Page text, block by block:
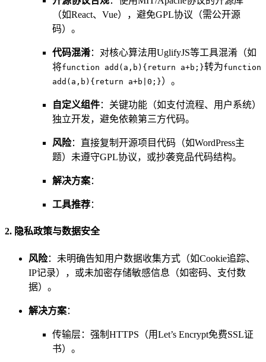
（如React、Vue），避免GPL协议（需公开源
码）。
代码混淆：对核心算法用UglifyJS等工具混淆（如
将function add(a,b){return a+b;}转为function
add(a,b){return a+b|0;}）。
自定义组件：关键功能（如支付流程、用户系统）
独立开发，避免依赖第三方代码。
风险：直接复制开源项目代码（如WordPress主
题）未遵守GPL协议，或抄袭竞品代码结构。
解决方案：
工具推荐：
2. 隐私政策与数据安全
风险：未明确告知用户数据收集方式（如Cookie追踪、
IP记录），或未加密存储敏感信息（如密码、支付数
据）。
解决方案：
传输层：强制HTTPS（用Let’s Encrypt免费SSL证
书）。